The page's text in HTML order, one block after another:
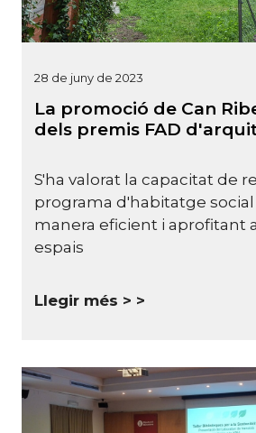
28 de juny de 2023
La promoció de Can
dels premis FAD
S'ha valorat la capacitat de
programa d'habitatge
manera eficient i aprofitant
espais
Llegir més >